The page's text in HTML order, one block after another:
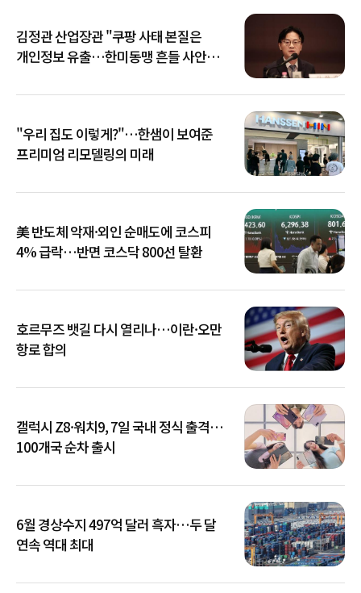
김정관 산업장관 "쿠팡 사태 본질은
개인정보 유출…한미동맹 흔들 사안
"우리 집도 이렇게?"…한샘이 보여준
프리미엄 리모델링의 미래
美 반도체 악재·외인 순매도에 코스피
4% 급락…반면 코스닥 800선 탈환
호르무즈 뱃길 다시 열리나…이란·오만
항로 합의
갤럭시 Z8·워치9, 7일 국내 정식 출격…
100개국 순차 출시
6월 경상수지 497억 달러 흑자…두 달
연속 역대 최대